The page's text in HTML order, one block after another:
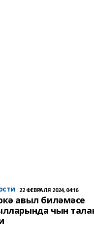
22 ФЕВРАЛЯ 2024, 04:16
авыл биләмәсе
чын